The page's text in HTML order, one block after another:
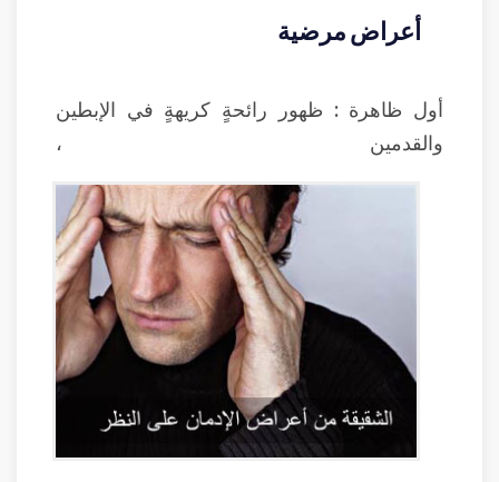
أعراض مرضية
أول ظاهرة : ظهور رائحةٍ كريهةٍ في الإبطين
والقدمين ،